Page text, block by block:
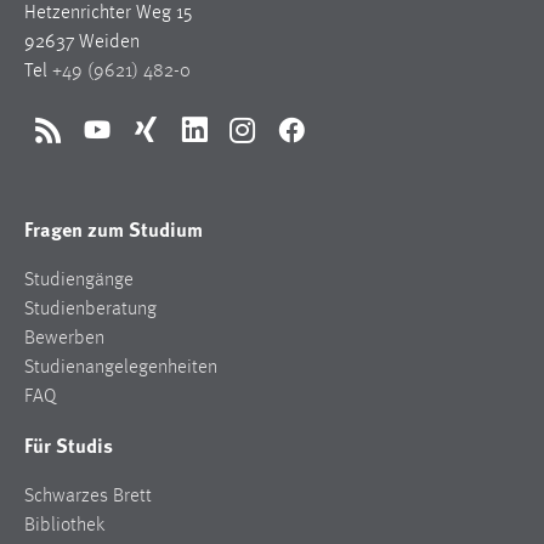
Hetzenrichter Weg 15
92637 Weiden
Tel +49 (9621) 482-0
RSS YouTubeXing LinkedInInstagramFacebook
Fragen zum Studium
Studiengänge
Studienberatung
Bewerben
Studienangelegenheiten
FAQ
Für Studis
Schwarzes Brett
Bibliothek